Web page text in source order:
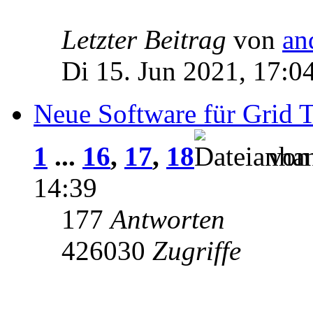
Letzter Beitrag von
Di 15. Jun 2021,
Neue Software für Grid
1 ... 16, 17, 18
14:39
177Antworten
426030 Zugriffe